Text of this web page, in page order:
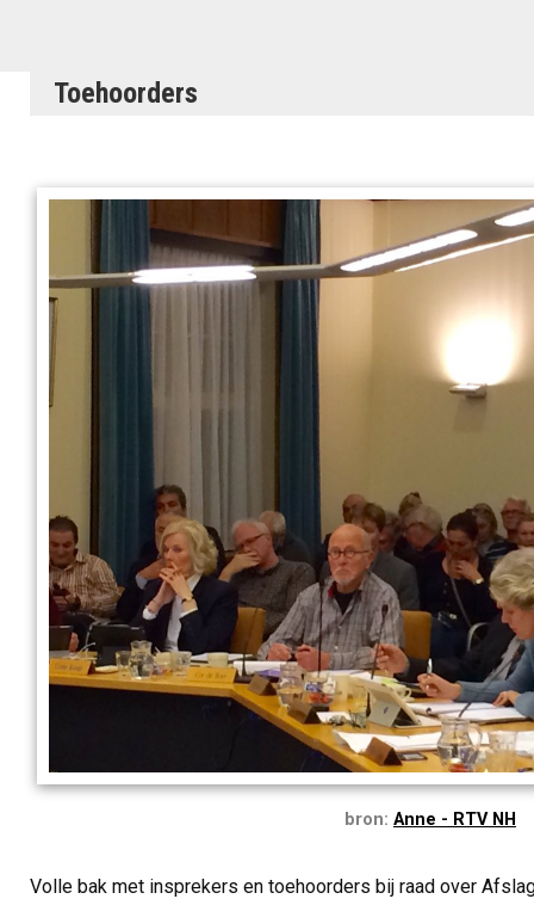
Toehoorders
bron: Anne - RTV NH
Volle bak met insprekers en toehoorders bij raad over